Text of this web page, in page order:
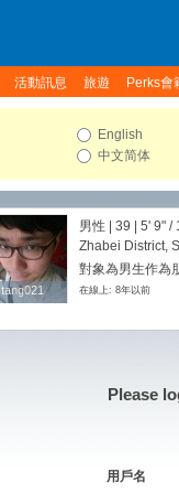
活動訊息 旅遊 Perks會
English
中文简体
tang021
tang021
男性 | 39 | 5' 9" /
Zhabei District,
對象為男生作為
在線上: 8年以前
Please
用戶名